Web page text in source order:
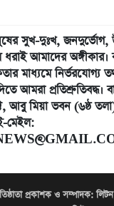
সুখ-দুঃখ,
আমাদের অঙ্গীকার।
মাধ্যমে নির্ভরযোগ্য
আমরা প্রতিশ্রুতিবদ্ধ।
আবু মিয়া ভবন (৬ষ্ঠ
মেইল:
প্রকাশক ও সম্পাদক: